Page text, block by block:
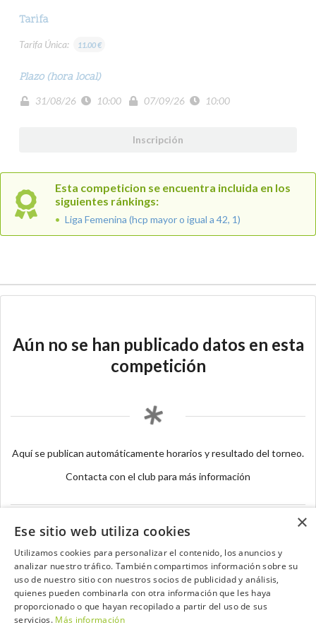
Tarifa
Tarifa Única: 11.00 €
Plazo (hora local)
31/08/26 10:00 07/09/26 10:00
Inscripción
Esta competicion se encuentra incluida en los
siguientes ránkings:
Liga Femenina (hcp mayor o igual a 42, 1)
Aún no se han publicado datos en esta
competición
Aquí se publican automáticamente horarios y resultado del torneo.
Contacta con el club para más información
Contacta con el equipo de NextCaddy
Opina Contacta
×
Ese sitio web utiliza cookies
Utilizamos cookies para personalizar el contenido, los anuncios y
analizar nuestro tráfico. También compartimos información sobre su
uso de nuestro sitio con nuestros socios de publicidad y análisis,
quienes pueden combinarla con otra información que les haya
proporcionado o que hayan recopilado a partir del uso de sus
servicios. Más información